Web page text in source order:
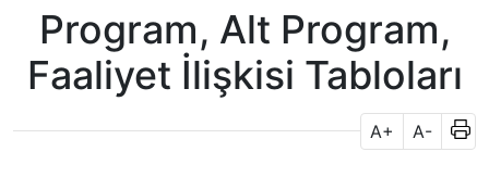
Program, Alt Program,
Faaliyet İlişkisi Tabloları
A+ A-